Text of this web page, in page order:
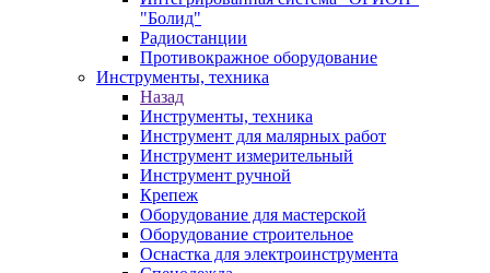
"Болид"
Радиостанции
Противокражное оборудование
Инструменты, техника
Назад
Инструменты, техника
Инструмент для малярных работ
Инструмент измерительный
Инструмент ручной
Крепеж
Оборудование для мастерской
Оборудование строительное
Оснастка для электроинструмента